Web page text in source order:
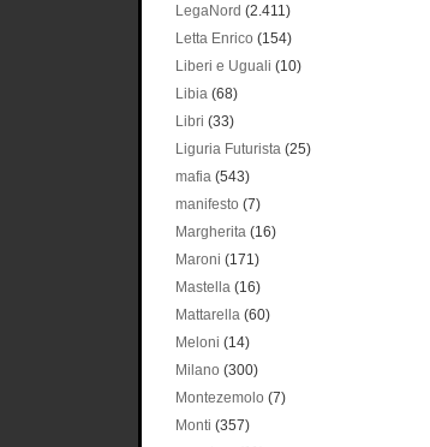
LegaNord (2.411)
Letta Enrico (154)
Liberi e Uguali (10)
Libia (68)
Libri (33)
Liguria Futurista (25)
mafia (543)
manifesto (7)
Margherita (16)
Maroni (171)
Mastella (16)
Mattarella (60)
Meloni (14)
Milano (300)
Montezemolo (7)
Monti (357)